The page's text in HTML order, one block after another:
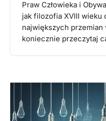
Praw Człowieka i
jak filozofia XVIII wieku
największych przemian
koniecznie przeczytaj